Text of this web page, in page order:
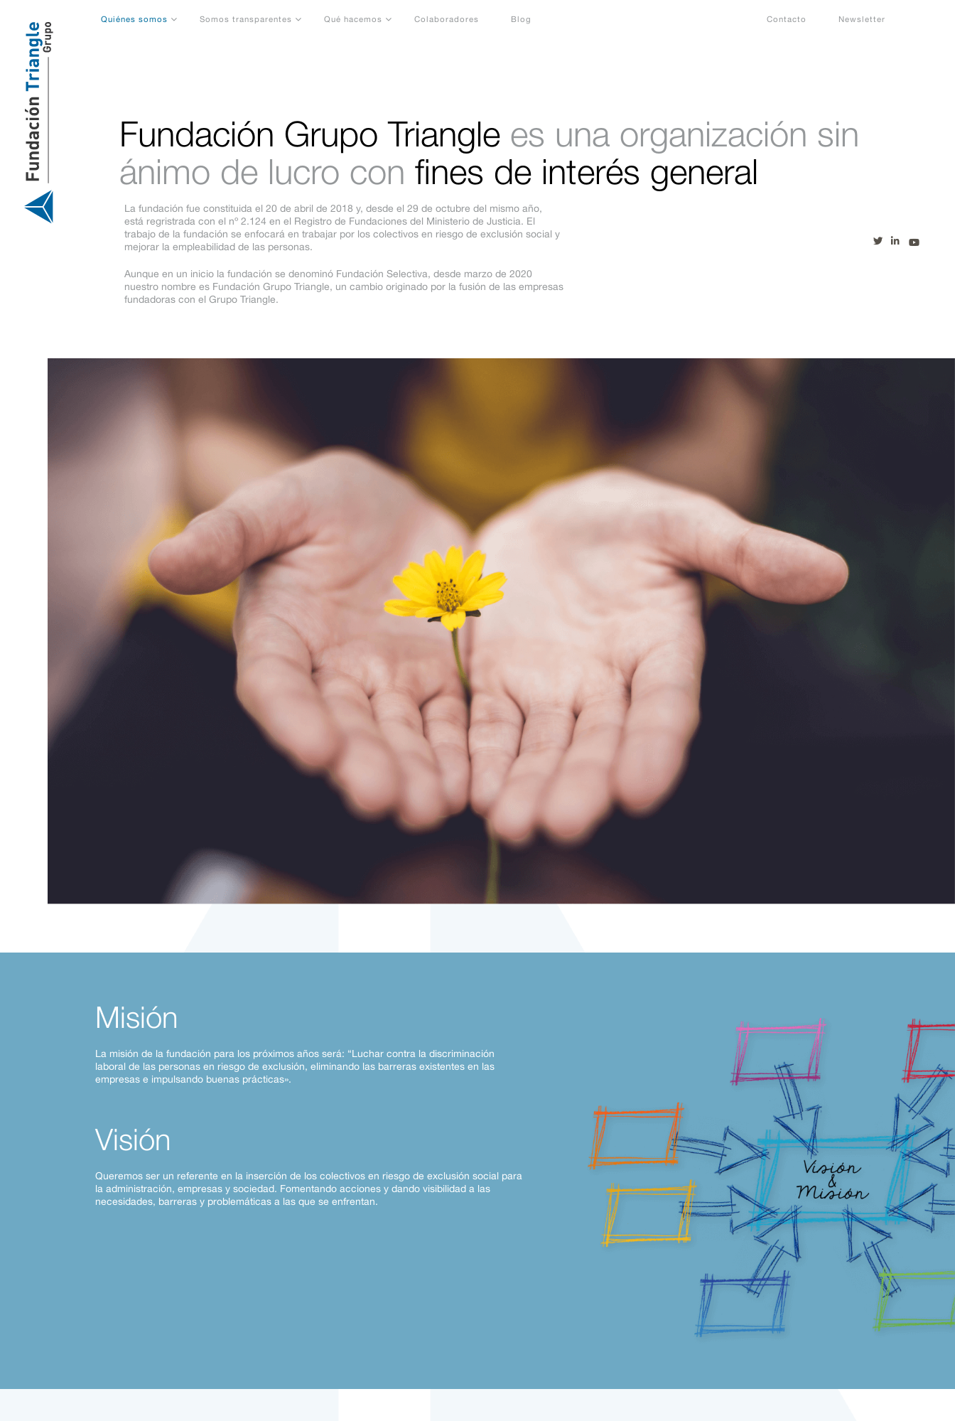
contenido
Quiénes somos Somos transparentes Qué hacemos Colaboradores Blog Newsletter
Contacto
Fundación Grupo Triangle es una organización sin
ánimo de lucro con fines de interés general
La fundación fue constituida el 20 de abril de 2018 y, desde el 29 de octubre del mismo año,
está regristrada con el nº 2.124 en el Registro de Fundaciones del Ministerio de Justicia. El
trabajo de la fundación se enfocará en trabajar por los colectivos en riesgo de exclusión social y
mejorar la empleabilidad de las personas.
Aunque en un inicio la fundación se denominó Fundación Selectiva, desde marzo de 2020
nuestro nombre es Fundación Grupo Triangle, un cambio originado por la fusión de las empresas
fundadoras con el Grupo Triangle.
Misión
La misión de la fundación para los próximos años será: “Luchar contra la discriminación
laboral de las personas en riesgo de exclusión, eliminando las barreras existentes en las
empresas e impulsando buenas prácticas».
Visión
Queremos ser un referente en la inserción de los colectivos en riesgo de exclusión social para
la administración, empresas y sociedad. Fomentando acciones y dando visibilidad a las
necesidades, barreras y problemáticas a las que se enfrentan.